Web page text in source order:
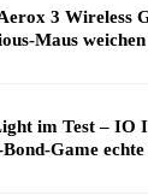
3 Wireless
Maus weichen
im Test – IO
Bond-Game